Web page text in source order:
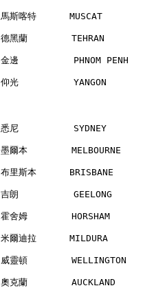
馬斯喀特      MUSCAT
德黑蘭        TEHRAN
金邊          PHNOM
仰光          YANGON
悉尼          SYDNEY
墨爾本        MELBOURNE
布里斯本      BRISBANE
吉朗          GEELONG
霍舍姆        HORSHAM
米爾迪拉      MILDURA
威靈頓
奧克蘭        AUCKLAND